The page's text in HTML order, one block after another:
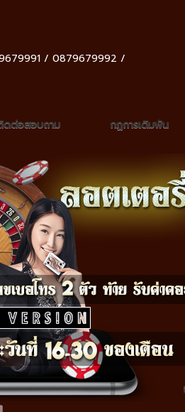
/ 0879679992 /
ดต่อสอบถาม กฏการเดิมพัน